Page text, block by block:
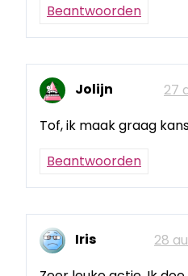
Beantwoorden
Jolijn
27
Tof, ik maak graag
Beantwoorden
Iris
28